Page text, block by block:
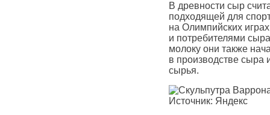
В древности сыр
подходящей для
на Олимпийских
и потребителями
молоку они также
в производстве сыра
сырья.